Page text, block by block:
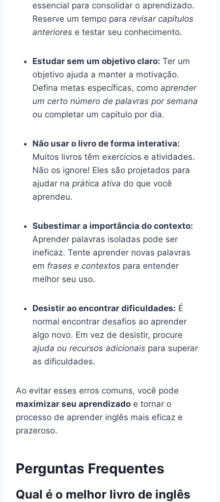
essencial para consolidar o aprendizado.
Reserve um tempo para revisar capítulos
anteriores e testar seu conhecimento.
Estudar sem um objetivo claro: Ter um
objetivo ajuda a manter a motivação.
Defina metas específicas, como aprender
um certo número de palavras por semana
ou completar um capítulo por dia.
Não usar o livro de forma interativa:
Muitos livros têm exercícios e atividades.
Não os ignore! Eles são projetados para
ajudar na prática ativa do que você
aprendeu.
Subestimar a importância do contexto:
Aprender palavras isoladas pode ser
ineficaz. Tente aprender novas palavras
em frases e contextos para entender
melhor seu uso.
Desistir ao encontrar dificuldades: É
normal encontrar desafios ao aprender
algo novo. Em vez de desistir, procure
ajuda ou recursos adicionais para superar
as dificuldades.
Ao evitar esses erros comuns, você pode
maximizar seu aprendizado e tornar o
processo de aprender inglês mais eficaz e
prazeroso.
Perguntas Frequentes
Qual é o melhor livro de inglês